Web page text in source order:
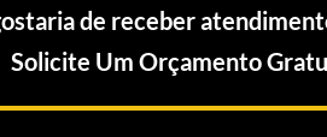
de receber
Solicite Um Orçamento